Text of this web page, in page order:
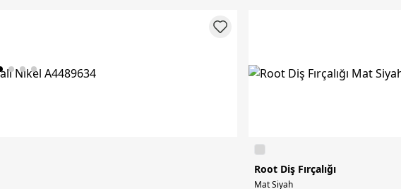
Root Diş Fırçalığı
Mat Siyah